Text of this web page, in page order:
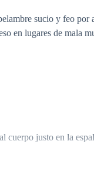
sucio y feo por
en lugares de mala
cuerpo justo en la